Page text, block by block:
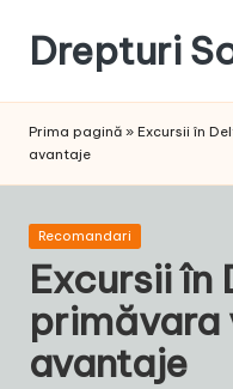
content
Drepturi
Sociale:
Schimbarea
Noastră!
Prima pagină » Excursii în
avantaje
Posted
Recomandari
Excursii în
primăvara
avantaje